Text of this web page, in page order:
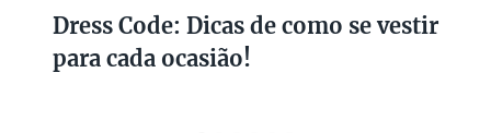
Dress Code: Dicas de como se vestir
para cada ocasião!